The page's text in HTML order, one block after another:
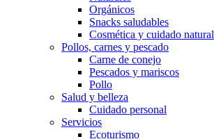
Orgánicos
Snacks saludables
Cosmética y cuidado natural
Pollos, carnes y pescado
Carne de conejo
Pescados y mariscos
Pollo
Salud y belleza
Cuidado personal
Servicios
Ecoturismo